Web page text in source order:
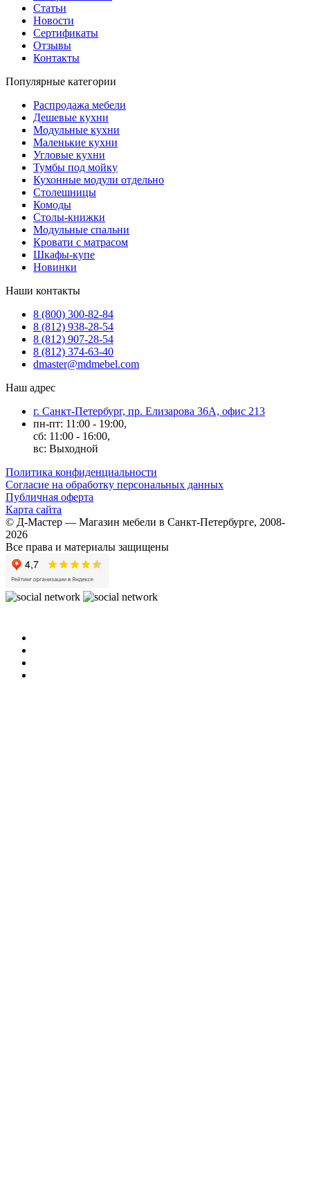
Статьи
Новости
Сертификаты
Отзывы
Контакты
Популярные категории
Распродажа мебели
Дешевые кухни
Модульные кухни
Маленькие кухни
Угловые кухни
Тумбы под мойку
Кухонные модули отдельно
Столешницы
Комоды
Столы-книжки
Модульные спальни
Кровати с матрасом
Шкафы-купе
Новинки
Наши контакты
8 (800) 300-82-84
8 (812) 938-28-54
8 (812) 907-28-54
8 (812) 374-63-40
dmaster@mdmebel.com
Наш адрес
г. Санкт-Петербург, пр. Елизарова 36А, офис 213
пн-пт: 11:00 - 19:00,
сб: 11:00 - 16:00,
вс: Выходной
Политика конфиденциальности
Согласие на обработку персональных данных
Публичная оферта
Карта сайта
© Д-Мастер — Магазин мебели в Санкт-Петербурге, 2008-
2026
Все права и материалы защищены